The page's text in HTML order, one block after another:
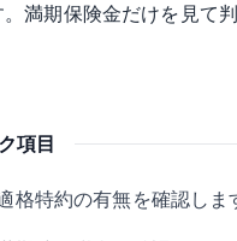
満期保険金だけを見て
項目
特約の有無を確認しま